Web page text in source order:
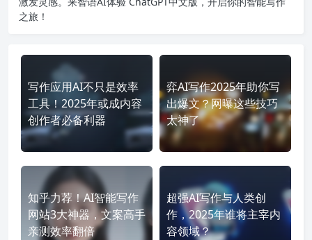
之旅！
写作应用AI不只是效率
工具！2025年或成内容
创作者必备利器
弈AI写作2025年助你写
出爆文？网曝这些技巧
太神了
知乎力荐！AI智能写作
网站3大神器，文案高手
亲测效率翻倍
超强AI写作与人类创
作，2025年谁将主宰内
容领域？